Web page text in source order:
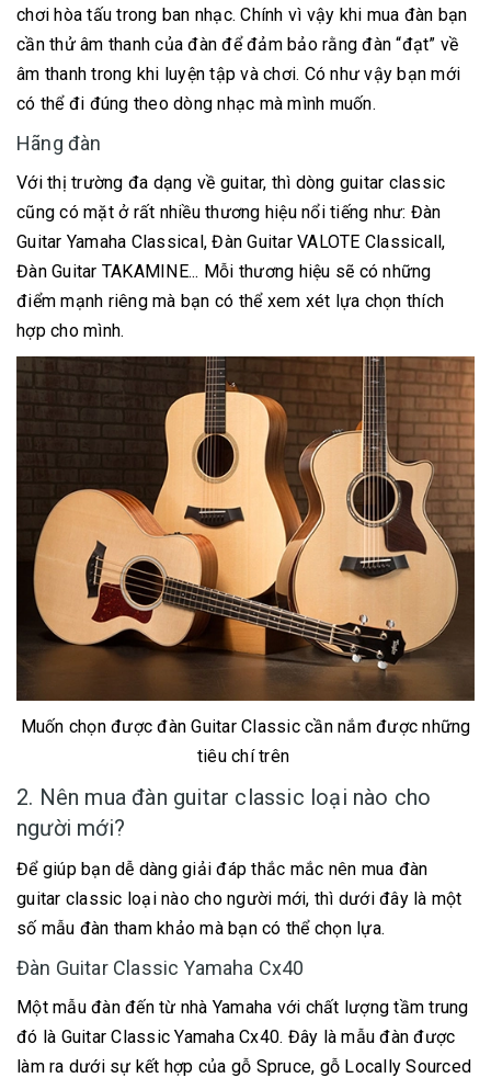
chơi hòa tấu trong ban nhạc. Chính vì vậy khi mua đàn bạn
cần thử âm thanh của đàn để đảm bảo rằng đàn “đạt” về
âm thanh trong khi luyện tập và chơi. Có như vậy bạn mới
có thể đi đúng theo dòng nhạc mà mình muốn.
Hãng đàn
Với thị trường đa dạng về guitar, thì dòng guitar classic
cũng có mặt ở rất nhiều thương hiệu nổi tiếng như: Đàn
Guitar Yamaha Classical, Đàn Guitar VALOTE Classicall,
Đàn Guitar TAKAMINE... Mỗi thương hiệu sẽ có những
điểm mạnh riêng mà bạn có thể xem xét lựa chọn thích
hợp cho mình.
Muốn chọn được đàn Guitar Classic cần nắm được những
tiêu chí trên
2. Nên mua đàn guitar classic loại nào cho
người mới?
Để giúp bạn dễ dàng giải đáp thắc mắc nên mua đàn
guitar classic loại nào cho người mới, thì dưới đây là một
số mẫu đàn tham khảo mà bạn có thể chọn lựa.
Đàn Guitar Classic Yamaha Cx40
Một mẫu đàn đến từ nhà Yamaha với chất lượng tầm trung
đó là Guitar Classic Yamaha Cx40. Đây là mẫu đàn được
làm ra dưới sự kết hợp của gỗ Spruce, gỗ Locally Sourced